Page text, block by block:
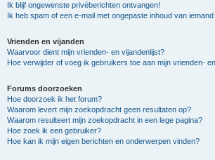
Ik blijf ongewenste privéberichten ontvangen!
Ik heb spam of een e-mail met ongepaste inhoud van
Vrienden en vijanden
Waarvoor dient mijn vrienden- en vijandenlijst?
Hoe verwijder of voeg ik gebruikers toe aan mijn vrienden-
Forums doorzoeken
Hoe doorzoek ik het forum?
Waarom levert mijn zoekopdracht geen resultaten op?
Waarom resulteert mijn zoekopdracht in een lege pagina?
Hoe zoek ik een gebruiker?
Hoe kan ik mijn eigen berichten en onderwerpen vinden?